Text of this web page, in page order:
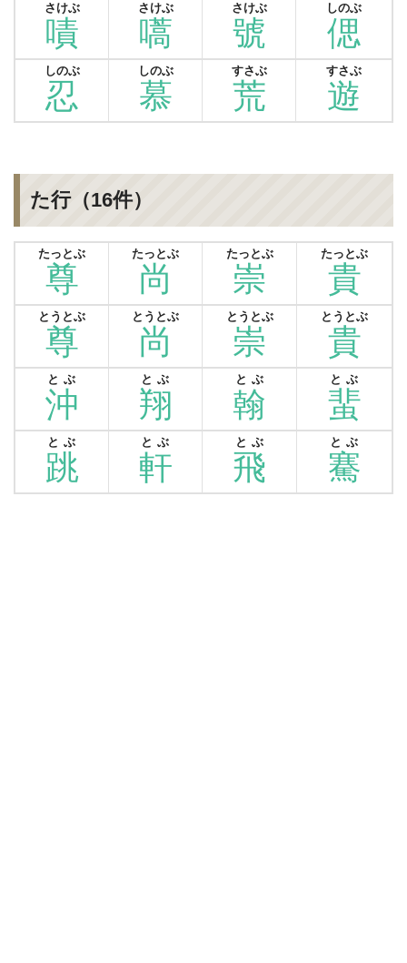
嘖
さけぶ
嚆
さけぶ
號
さけぶ
偲
しのぶ
忍
しのぶ
慕
しのぶ
荒
すさぶ
遊
すさぶ
た行（16件）
尊
たっとぶ
尚
たっとぶ
崇
たっとぶ
貴
たっとぶ
尊
とうとぶ
尚
とうとぶ
崇
とうとぶ
貴
とうとぶ
沖
とぶ
翔
とぶ
翰
とぶ
蜚
とぶ
跳
とぶ
軒
とぶ
飛
とぶ
騫
とぶ